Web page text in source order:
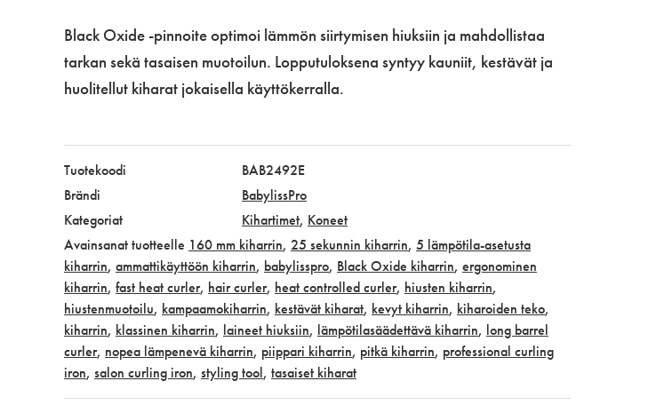
Black Oxide -pinnoite optimoi lämmön siirtymisen hiuksiin ja mahdollistaa
tarkan sekä tasaisen muotoilun. Lopputuloksena syntyy kauniit, kestävät ja
huolitellut kiharat jokaisella käyttökerralla.
Tuotekoodi
BAB2492E
Brändi
BabylissPro
Kategoriat
Kihartimet, Koneet
Avainsanat tuotteelle 160 mm kiharrin, 25 sekunnin kiharrin, 5 lämpötila-asetusta
kiharrin, ammattikäyttöön kiharrin, babylisspro, Black Oxide kiharrin, ergonominen
kiharrin, fast heat curler, hair curler, heat controlled curler, hiusten kiharrin,
hiustenmuotoilu, kampaamokiharrin, kestävät kiharat, kevyt kiharrin, kiharoiden teko,
kiharrin, klassinen kiharrin, laineet hiuksiin, lämpötilasäädettävä kiharrin, long barrel
curler, nopea lämpenevä kiharrin, piippari kiharrin, pitkä kiharrin, professional curling
iron, salon curling iron, styling tool, tasaiset kiharat